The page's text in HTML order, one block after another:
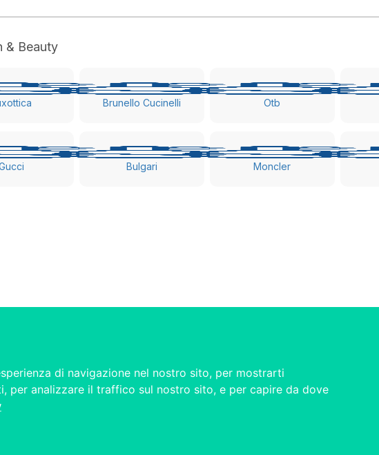
di navigazione nel nostro sito, per mostrarti
per analizzare il traffico sul nostro sito, e per capire da dove
& Beauty
Brunello Cucinelli Otb
Bulgari Moncler